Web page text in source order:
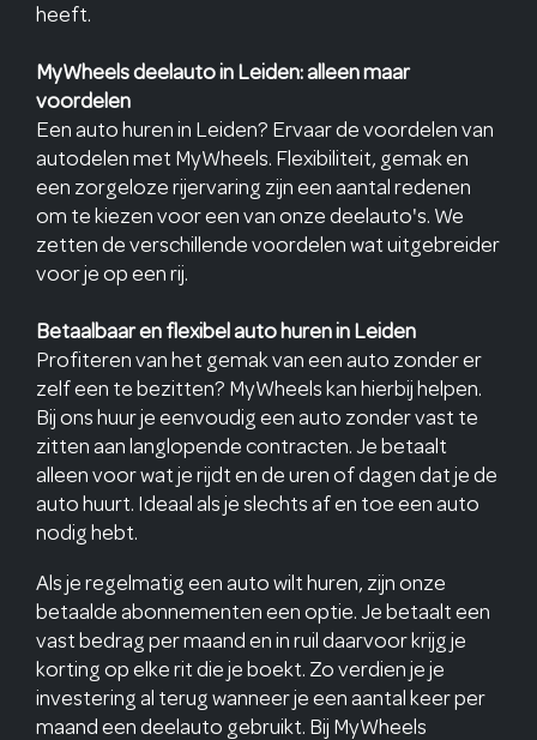
heeft.
MyWheels deelauto in Leiden: alleen maar
voordelen
Een auto huren in Leiden? Ervaar de voordelen van
autodelen met MyWheels. Flexibiliteit, gemak en
een zorgeloze rijervaring zijn een aantal redenen
om te kiezen voor een van onze deelauto's. We
zetten de verschillende voordelen wat uitgebreider
voor je op een rij.
Betaalbaar en flexibel auto huren in Leiden
Profiteren van het gemak van een auto zonder er
zelf een te bezitten? MyWheels kan hierbij helpen.
Bij ons huur je eenvoudig een auto zonder vast te
zitten aan langlopende contracten. Je betaalt
alleen voor wat je rijdt en de uren of dagen dat je de
auto huurt. Ideaal als je slechts af en toe een auto
nodig hebt.
Als je regelmatig een auto wilt huren, zijn onze
betaalde abonnementen een optie. Je betaalt een
vast bedrag per maand en in ruil daarvoor krijg je
korting op elke rit die je boekt. Zo verdien je je
investering al terug wanneer je een aantal keer per
maand een deelauto gebruikt. Bij MyWheels